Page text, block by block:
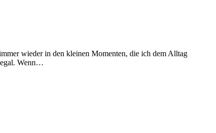
wieder in den kleinen Momenten, die ich dem Alltag
egal. Wenn…